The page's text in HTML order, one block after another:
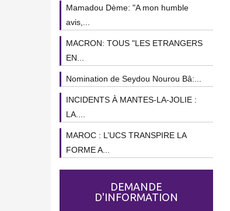
Mamadou Dème: "A mon humble
avis,...
MACRON: TOUS "LES ETRANGERS
EN...
Nomination de Seydou Nourou Bâ:...
INCIDENTS À MANTES-LA-JOLIE :
LA....
MAROC : L’UCS TRANSPIRE LA
FORME A...
DEMANDE
D'INFORMATION